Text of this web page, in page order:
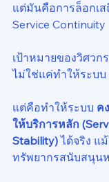
แต่มันคือการล็อกเ
Service Continuity
เป้าหมายของวิศว
ไม่ใช่แค่ทำให้ระบบ
แต่คือทำให้ระบบ ค
ให้บริการหลัก
Stability) ได้จริง แ
ทรัพยากรสนับสนุน